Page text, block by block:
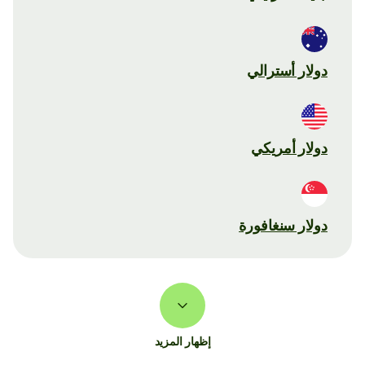
دولار أسترالي
دولار أمريكي
دولار سنغافورة
إظهار المزيد